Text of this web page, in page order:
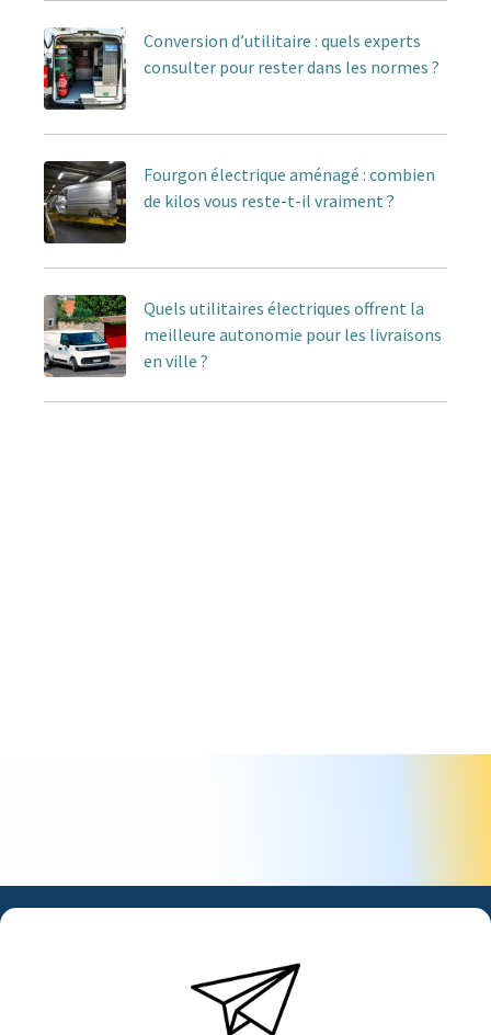
Conversion d’utilitaire : quels experts
consulter pour rester dans les normes ?
Fourgon électrique aménagé : combien
de kilos vous reste-t-il vraiment ?
Quels utilitaires électriques offrent la
meilleure autonomie pour les livraisons
en ville ?